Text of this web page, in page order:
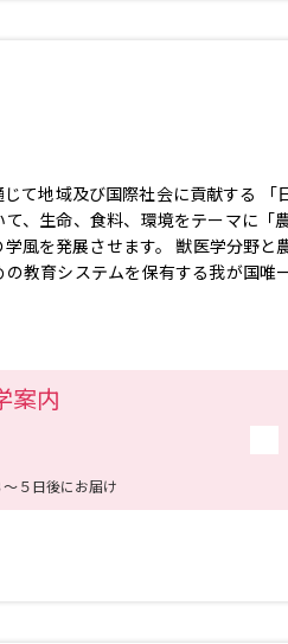
て地域及び国際社会に貢献する
、生命、食料、環境をテーマに
風を発展させます。 獣医学分野
教育システムを保有する我が国唯
目指し、以下の取組を重点的に推
案内
５日後にお届け